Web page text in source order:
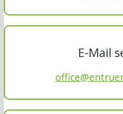
E-Mail